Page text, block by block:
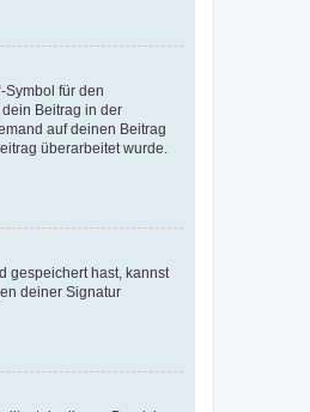
Symbol für den
Beitrag in der
auf deinen Beitrag
überarbeitet wurde.
gespeichert hast, kannst
deiner Signatur